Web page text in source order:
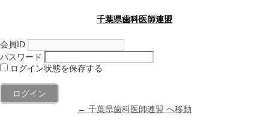
千葉県歯科医師連盟
会員ID
パスワード
ログイン状態を保存する
← 千葉県歯科医師連盟 へ移動